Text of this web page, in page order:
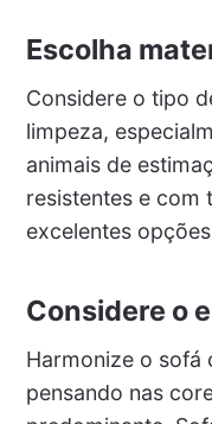
Escolha
Considere o tipo
limpeza,
animais de
resistentes e com
excelentes
Considere o
Harmonize o sofá
pensando nas